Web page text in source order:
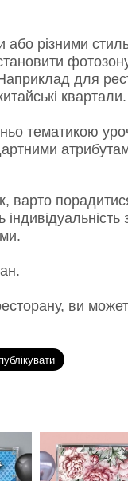
або різними
Наприклад для
квартали.
тематикою
ви